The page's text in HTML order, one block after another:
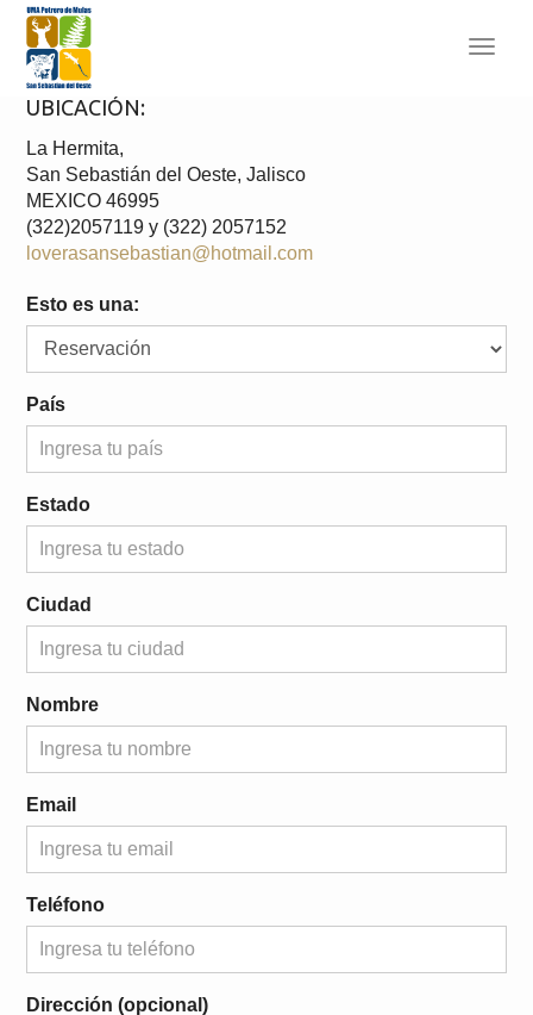
UBICACIÓN:
La Hermita,
San Sebastián del Oeste, Jalisco
MEXICO 46995
(322)2057119 y (322) 2057152
loverasansebastian@hotmail.com
Esto es una:
País
Estado
Ciudad
Nombre
Email
Teléfono
Dirección (opcional)